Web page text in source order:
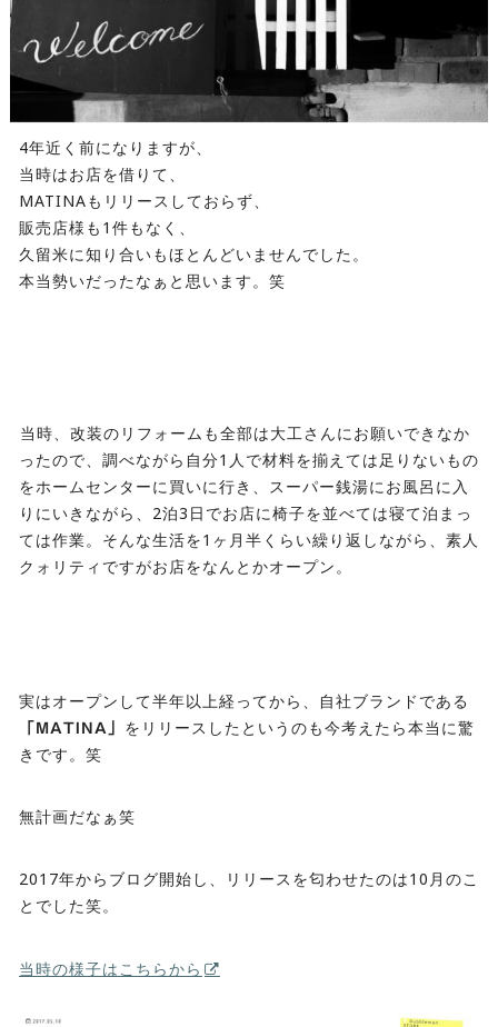
4年近く前になりますが、
当時はお店を借りて、
MATINAもリリースしておらず、
販売店様も1件もなく、
久留米に知り合いもほとんどいませんでした。
本当勢いだったなぁと思います。笑
⁡当時、改装のリフォームも全部は大工さんにお願いできなか
ったので、調べながら自分1人で材料を揃えては足りないもの
をホームセンターに買いに行き、スーパー銭湯にお風呂に入
りにいきながら、2泊3日でお店に椅子を並べては寝て泊まっ
ては作業。そんな生活を1ヶ月半くらい繰り返しながら、素人
クォリティですがお店をなんとかオープン。
実はオープンして半年以上経ってから、自社ブランドである
「MATINA」 をリリースしたというのも今考えたら本当に驚
きです。笑
無計画だなぁ笑
2017年からブログ開始し、リリースを匂わせたのは10月のこ
とでした笑。
当時の様子はこちらから